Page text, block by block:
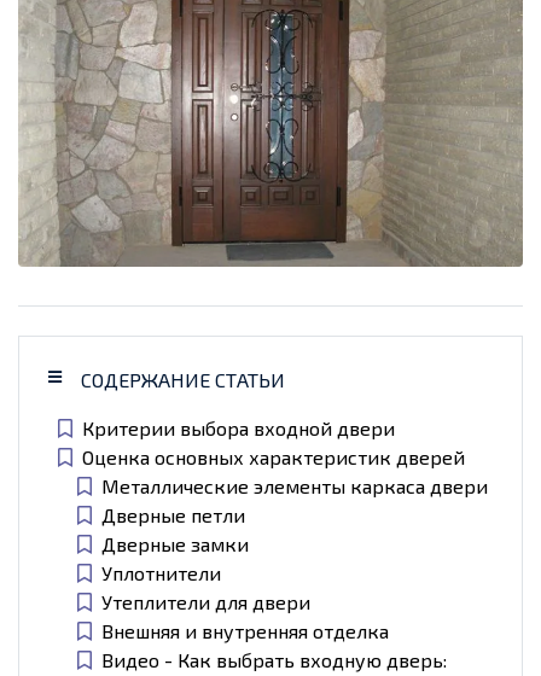
СОДЕРЖАНИЕ СТАТЬИ
Критерии выбора входной двери
Оценка основных характеристик дверей
Металлические элементы каркаса двери
Дверные петли
Дверные замки
Уплотнители
Утеплители для двери
Внешняя и внутренняя отделка
Видео - Как выбрать входную дверь: